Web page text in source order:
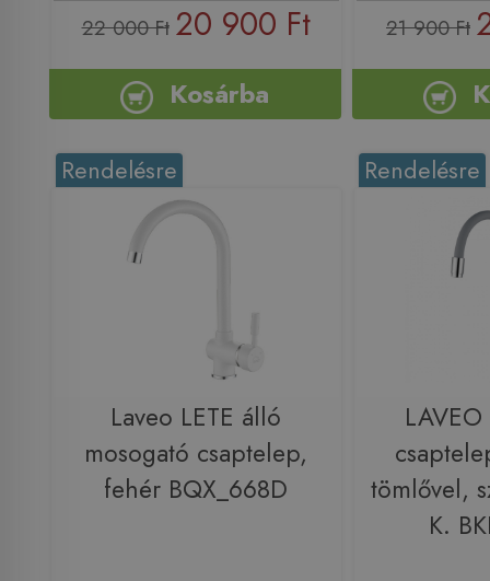
22 000 Ft 20 900 Ft
Kosárba
21 900 Ft
Rendelésre
Laveo LETE álló
mosogató csaptelep,
fehér BQX_668D
Rendelésre
tömlővel,
K.